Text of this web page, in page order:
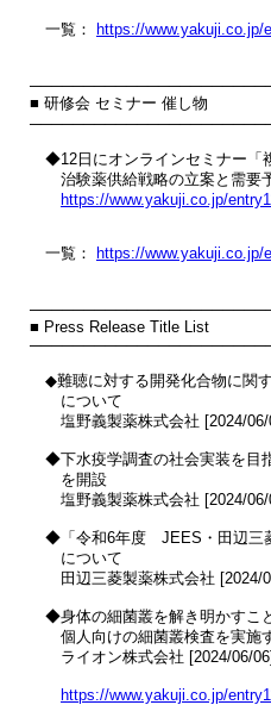
一覧： https://www.yakuji.co.jp/
■ 研修会 セミナー 催し物
◆12日にオンラインセミナー「
治験薬供給戦略の立案と需要
https://www.yakuji.co.jp/
一覧： https://www.yakuji.co.jp/
■ Press Release Title List
◆難聴に対する開発化合物に関
について
塩野義製薬株式会社 [2024/06/
◆下水疫学調査の社会実装を目
を開設
塩野義製薬株式会社 [2024/06/
◆「令和6年度　JEES・田辺三
について
田辺三菱製薬株式会社 [2024/
◆身体の細菌叢を解き明かすこ
個人向けの細菌叢検査を実施
ライオン株式会社 [2024/06/06]
https://www.yakuji.co.jp/